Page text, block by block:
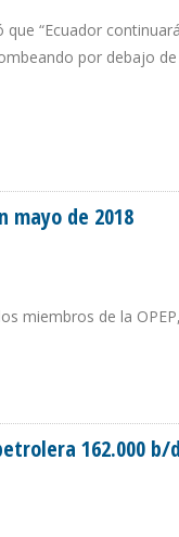
“Ecuador
por debajo
mayo de 2018
miembros de la
162.000 b/